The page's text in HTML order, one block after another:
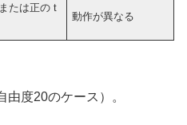
たは正の t
動作が異なる
度20のケース）。